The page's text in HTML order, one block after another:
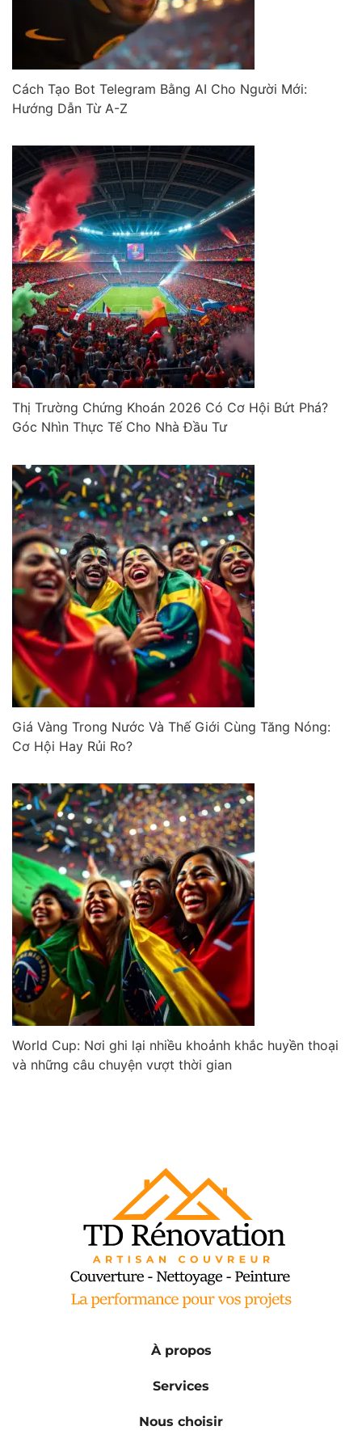
Cách Tạo Bot Telegram Bằng AI Cho Người Mới:
Hướng Dẫn Từ A-Z
Thị Trường Chứng Khoán 2026 Có Cơ Hội Bứt Phá?
Góc Nhìn Thực Tế Cho Nhà Đầu Tư
Giá Vàng Trong Nước Và Thế Giới Cùng Tăng Nóng:
Cơ Hội Hay Rủi Ro?
World Cup: Nơi ghi lại nhiều khoảnh khắc huyền thoại
và những câu chuyện vượt thời gian
À propos
Services
Nous choisir